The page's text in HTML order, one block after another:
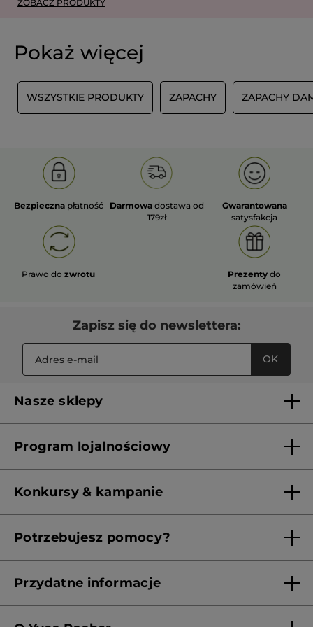
ZOBACZ PRODUKTY
Pokaż więcej
WSZYSTKIE PRODUKTY ZAPACHY ZAPACHY
Bezpieczna płatność Darmowa dostawa od
179zł
Gwarantowana
satysfakcja
Prawo dozwrotu Prezenty do
zamówień
Zapisz się do newslettera:
OK
Nasze sklepy
Franczyza
Program lojalnościowy
Konkursy & kampanie
Potrzebujesz pomocy?
Przydatne informacje